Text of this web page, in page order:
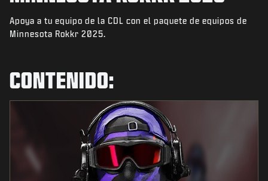
NOTICIAS
TIENDA
SOPORTE
INICIAR SESIÓN|REGISTRARSE
Apoya a tu equipo de la CDL con el paquete de equipos de
Minnesota Rokkr 2025.
CONTENIDO: